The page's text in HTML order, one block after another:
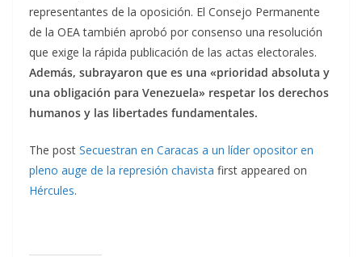
representantes de la oposición. El Consejo Permanente
de la OEA también aprobó por consenso una resolución
que exige la rápida publicación de las actas electorales.
Además, subrayaron que es una «prioridad absoluta y
una obligación para Venezuela» respetar los derechos
humanos y las libertades fundamentales.
The post Secuestran en Caracas a un líder opositor en
pleno auge de la represión chavista first appeared on
Hércules.